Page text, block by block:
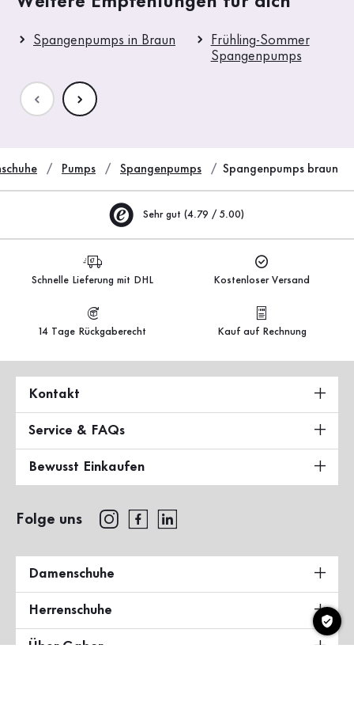
Spangenpumps in Braun
Frühling-Sommer
Spangenpumps
Pumps Spangenpumps Spangenpumps braun
Sehr gut (4.79 / 5.00)
Schnelle Lieferung mit DHL Kostenloser Versand
14 Tage Rückgaberecht Kauf auf Rechnung
Kontakt
Service & FAQs
Bewusst Einkaufen
Folge uns
Damenschuhe
Herrenschuhe
Über Gabor